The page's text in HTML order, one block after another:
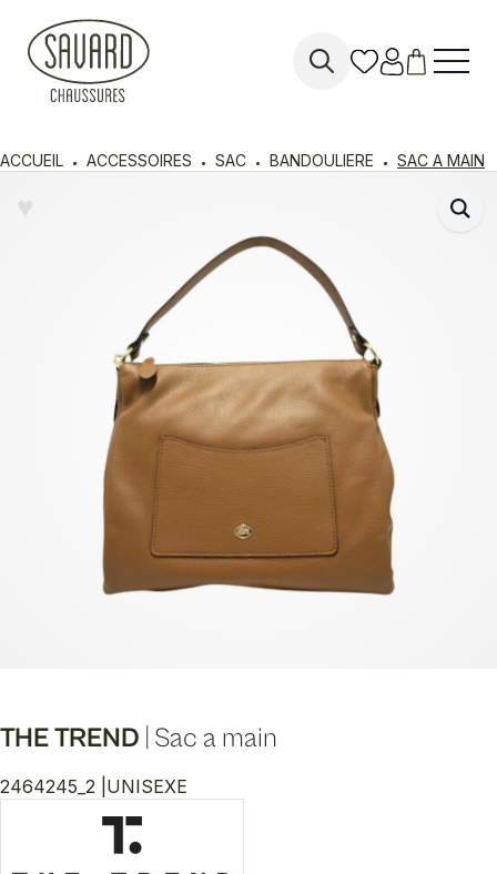
ACCUEIL ACCESSOIRES SAC BANDOULIERE SAC A MAIN
THE TREND Sac a main
2464245_2 | UNISEXE